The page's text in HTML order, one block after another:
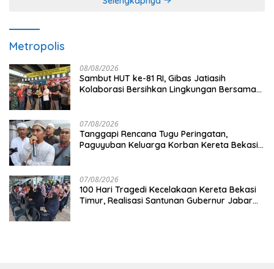
Metropolis
08/08/2026
Sambut HUT ke-81 RI, Gibas Jatiasih
Kolaborasi Bersihkan Lingkungan Bersama
07/08/2026
Tanggapi Rencana Tugu Peringatan,
Paguyuban Keluarga Korban Kereta Bekasi
07/08/2026
100 Hari Tragedi Kecelakaan Kereta Bekasi
Timur, Realisasi Santunan Gubernur Jabar